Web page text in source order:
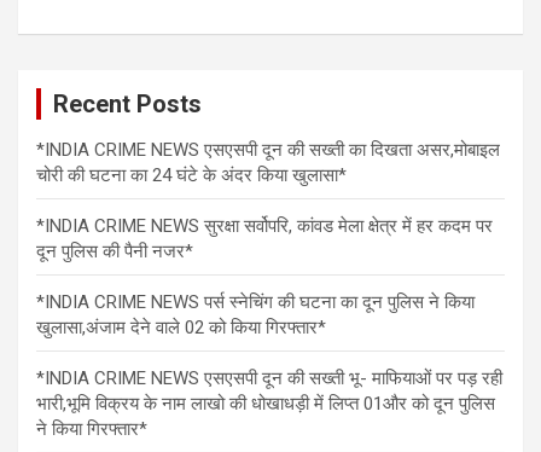
Recent Posts
*INDIA CRIME NEWS एसएसपी दून की सख्ती का दिखता असर,मोबाइल
चोरी की घटना का 24 घंटे के अंदर किया खुलासा*
*INDIA CRIME NEWS सुरक्षा सर्वोपरि, कांवड मेला क्षेत्र में हर कदम पर
दून पुलिस की पैनी नजर*
*INDIA CRIME NEWS पर्स स्नेचिंग की घटना का दून पुलिस ने किया
खुलासा,अंजाम देने वाले 02 को किया गिरफ्तार*
*INDIA CRIME NEWS एसएसपी दून की सख्ती भू- माफियाओं पर पड़ रही
भारी,भूमि विक्रय के नाम लाखो की धोखाधड़ी में लिप्त 01और को दून पुलिस
ने किया गिरफ्तार*